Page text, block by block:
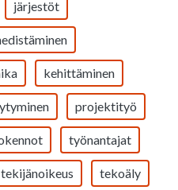
järjestöt
kehittäminen
projektityö
työnantajat
tekijänoikeus tekoäly